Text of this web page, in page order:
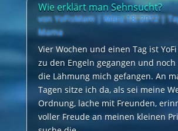
Wie erklärt man Sehnsucht?
von YoFisMam|März 18, 2012|
Mama
Vier Wochen und einen Tag ist
zu den Engeln gegangen und
die Lähmung mich gefangen. An
Tagen sitze ich da, als sei meine
Ordnung, lache mit Freunden,
voller Freude an meinen kleinen